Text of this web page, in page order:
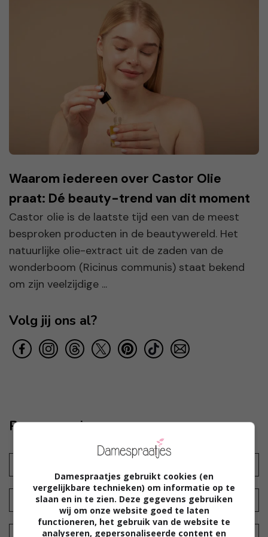
Waarom iedereen over Castor Olie
praat: Dé beauty-trend van dit moment
Castor olie is de laatste tijd een van de meest
besproken producten in de beautywereld. Het
natuurlijke olie-extract uit de zaden van de
wonderboom (Ricinus communis) staat bekend
om zijn veelzijdige ...
Volg jij ons al?
Reageer ook
Damespraatjes gebruikt cookies (en
vergelijkbare technieken) om informatie op te
slaan en in te zien. Deze gegevens gebruiken
wij om onze website goed te laten
functioneren, het gebruik van de website te
analyseren, gepersonaliseerde content en